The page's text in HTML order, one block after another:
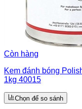
Còn hàng
Kem đánh bóng
1kg 40015
Chọn để so sánh